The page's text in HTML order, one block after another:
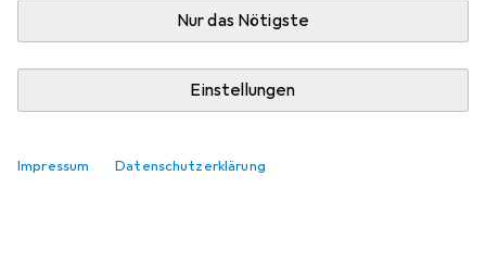
Nur das Nötigste
Einstellungen
Impressum Datenschutzerklärung